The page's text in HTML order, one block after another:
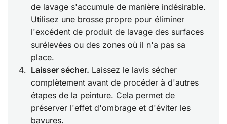
de lavage s'accumule de manière indésirable.
Utilisez une brosse propre pour éliminer
l'excédent de produit de lavage des surfaces
surélevées ou des zones où il n'a pas sa
place.
Laisser sécher. Laissez le lavis sécher
complètement avant de procéder à d'autres
étapes de la peinture. Cela permet de
préserver l'effet d'ombrage et d'éviter les
bavures.